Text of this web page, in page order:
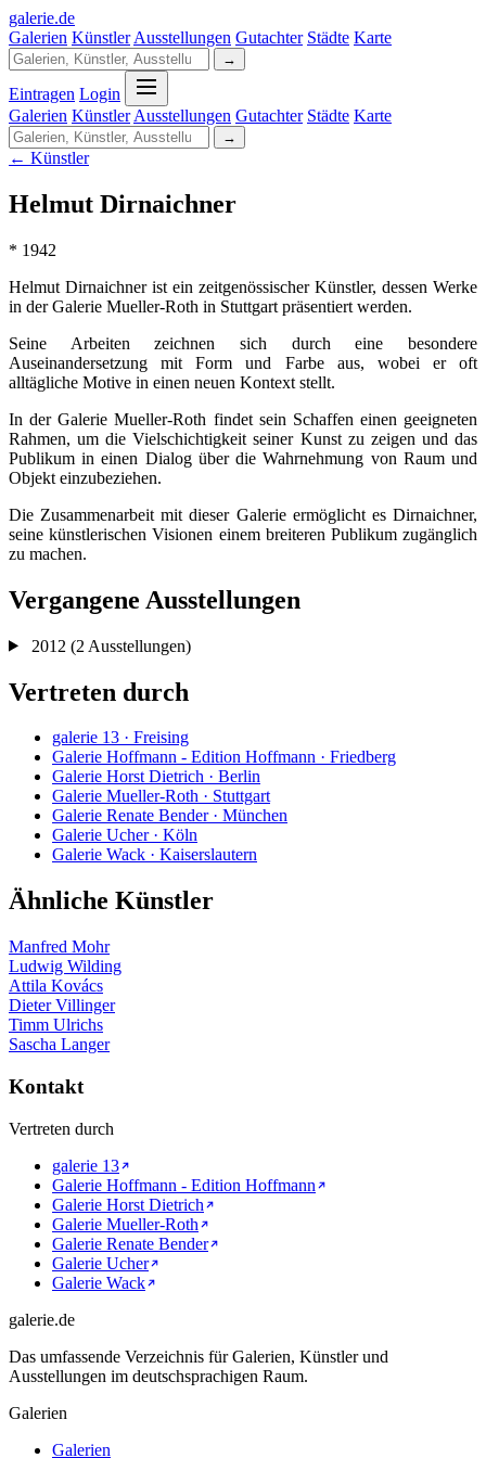
galerie.de
Galerien Künstler Ausstellungen Gutachter Städte Karte
→
Eintragen Login
Galerien Künstler Ausstellungen Gutachter Städte Karte
→
← Künstler
Helmut Dirnaichner
* 1942
Helmut Dirnaichner ist ein zeitgenössischer Künstler, dessen Werke
in der Galerie Mueller-Roth in Stuttgart präsentiert werden.
Seine Arbeiten zeichnen sich durch eine besondere
Auseinandersetzung mit Form und Farbe aus, wobei er oft
alltägliche Motive in einen neuen Kontext stellt.
In der Galerie Mueller-Roth findet sein Schaffen einen geeigneten
Rahmen, um die Vielschichtigkeit seiner Kunst zu zeigen und das
Publikum in einen Dialog über die Wahrnehmung von Raum und
Objekt einzubeziehen.
Die Zusammenarbeit mit dieser Galerie ermöglicht es Dirnaichner,
seine künstlerischen Visionen einem breiteren Publikum zugänglich
zu machen.
Vergangene Ausstellungen
2012 (2 Ausstellungen)
Vertreten durch
galerie 13 · Freising
Galerie Hoffmann - Edition Hoffmann · Friedberg
Galerie Horst Dietrich · Berlin
Galerie Mueller-Roth · Stuttgart
Galerie Renate Bender · München
Galerie Ucher · Köln
Galerie Wack · Kaiserslautern
Ähnliche Künstler
Manfred Mohr
Ludwig Wilding
Attila Kovács
Dieter Villinger
Timm Ulrichs
Sascha Langer
Kontakt
Vertreten durch
galerie 13
Galerie Hoffmann - Edition Hoffmann
Galerie Horst Dietrich
Galerie Mueller-Roth
Galerie Renate Bender
Galerie Ucher
Galerie Wack
galerie.de
Das umfassende Verzeichnis für Galerien, Künstler und
Ausstellungen im deutschsprachigen Raum.
Galerien
Galerien